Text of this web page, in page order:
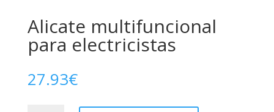
Alicate multifuncional
para electricistas
27.93€